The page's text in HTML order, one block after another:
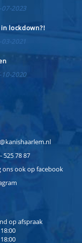
07-2023
lockdown?!
03-2021
10-2020
525 78 87
ons ook op facebook
op afspraak